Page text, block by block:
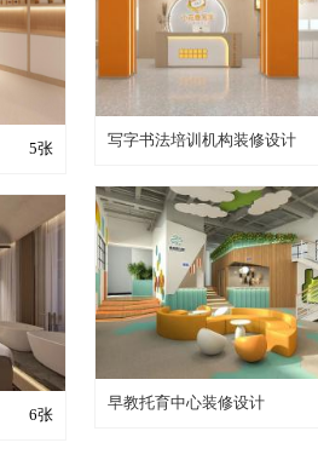
装修成这样要花多少钱？
写字书法培训机构装修设计
5张
装修成这样要花多少钱？
早教托育中心装修设计
6张